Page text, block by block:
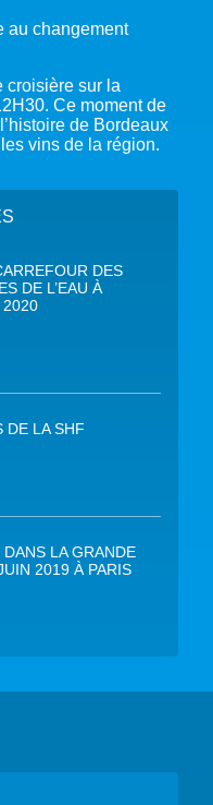
au changement
croisière sur la
Ce moment de
de Bordeaux
vins de la région.
DES
DE L’EAU À
2020
DE LA SHF
LA GRANDE
2019 À PARIS